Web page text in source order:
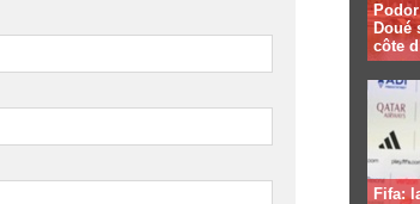
Doué
côte
Fifa: